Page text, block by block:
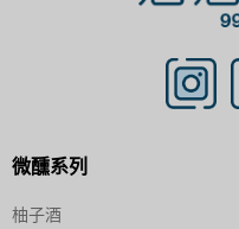
微醺系列
柚子酒